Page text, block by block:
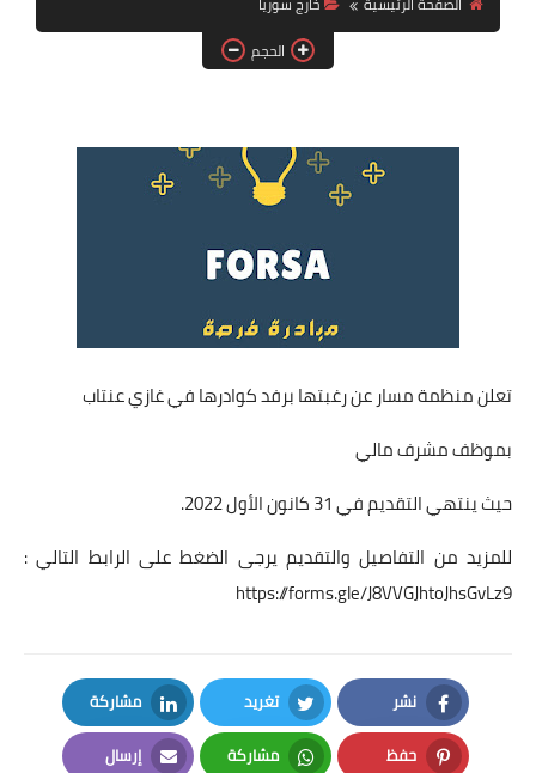
فرص عمل في العراق
فرص عمل في اليمن
دورات تدريبية
الحجم
تعلن منظمة مسار عن رغبتها برفد كوادرها في غازي عنتاب
بموظف مشرف مالي
حيث ينتهي التقديم في 31 كانون الأول 2022.
للمزيد من التفاصيل والتقديم يرجى الضغط على الرابط التالي :
https://forms.gle/J8VVGJhtoJhsGvLz9
نشر
Facebook
تغريد
Twitter
مشاركة
LinkedIn
حفظ مشاركة إرسال